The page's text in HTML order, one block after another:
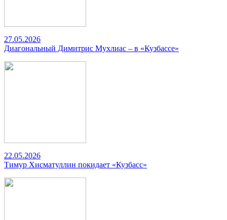
27.05.2026
Диагональный Димитрис Мухлиас – в «Кузбассе»
22.05.2026
Тимур Хисматуллин покидает «Кузбасс»